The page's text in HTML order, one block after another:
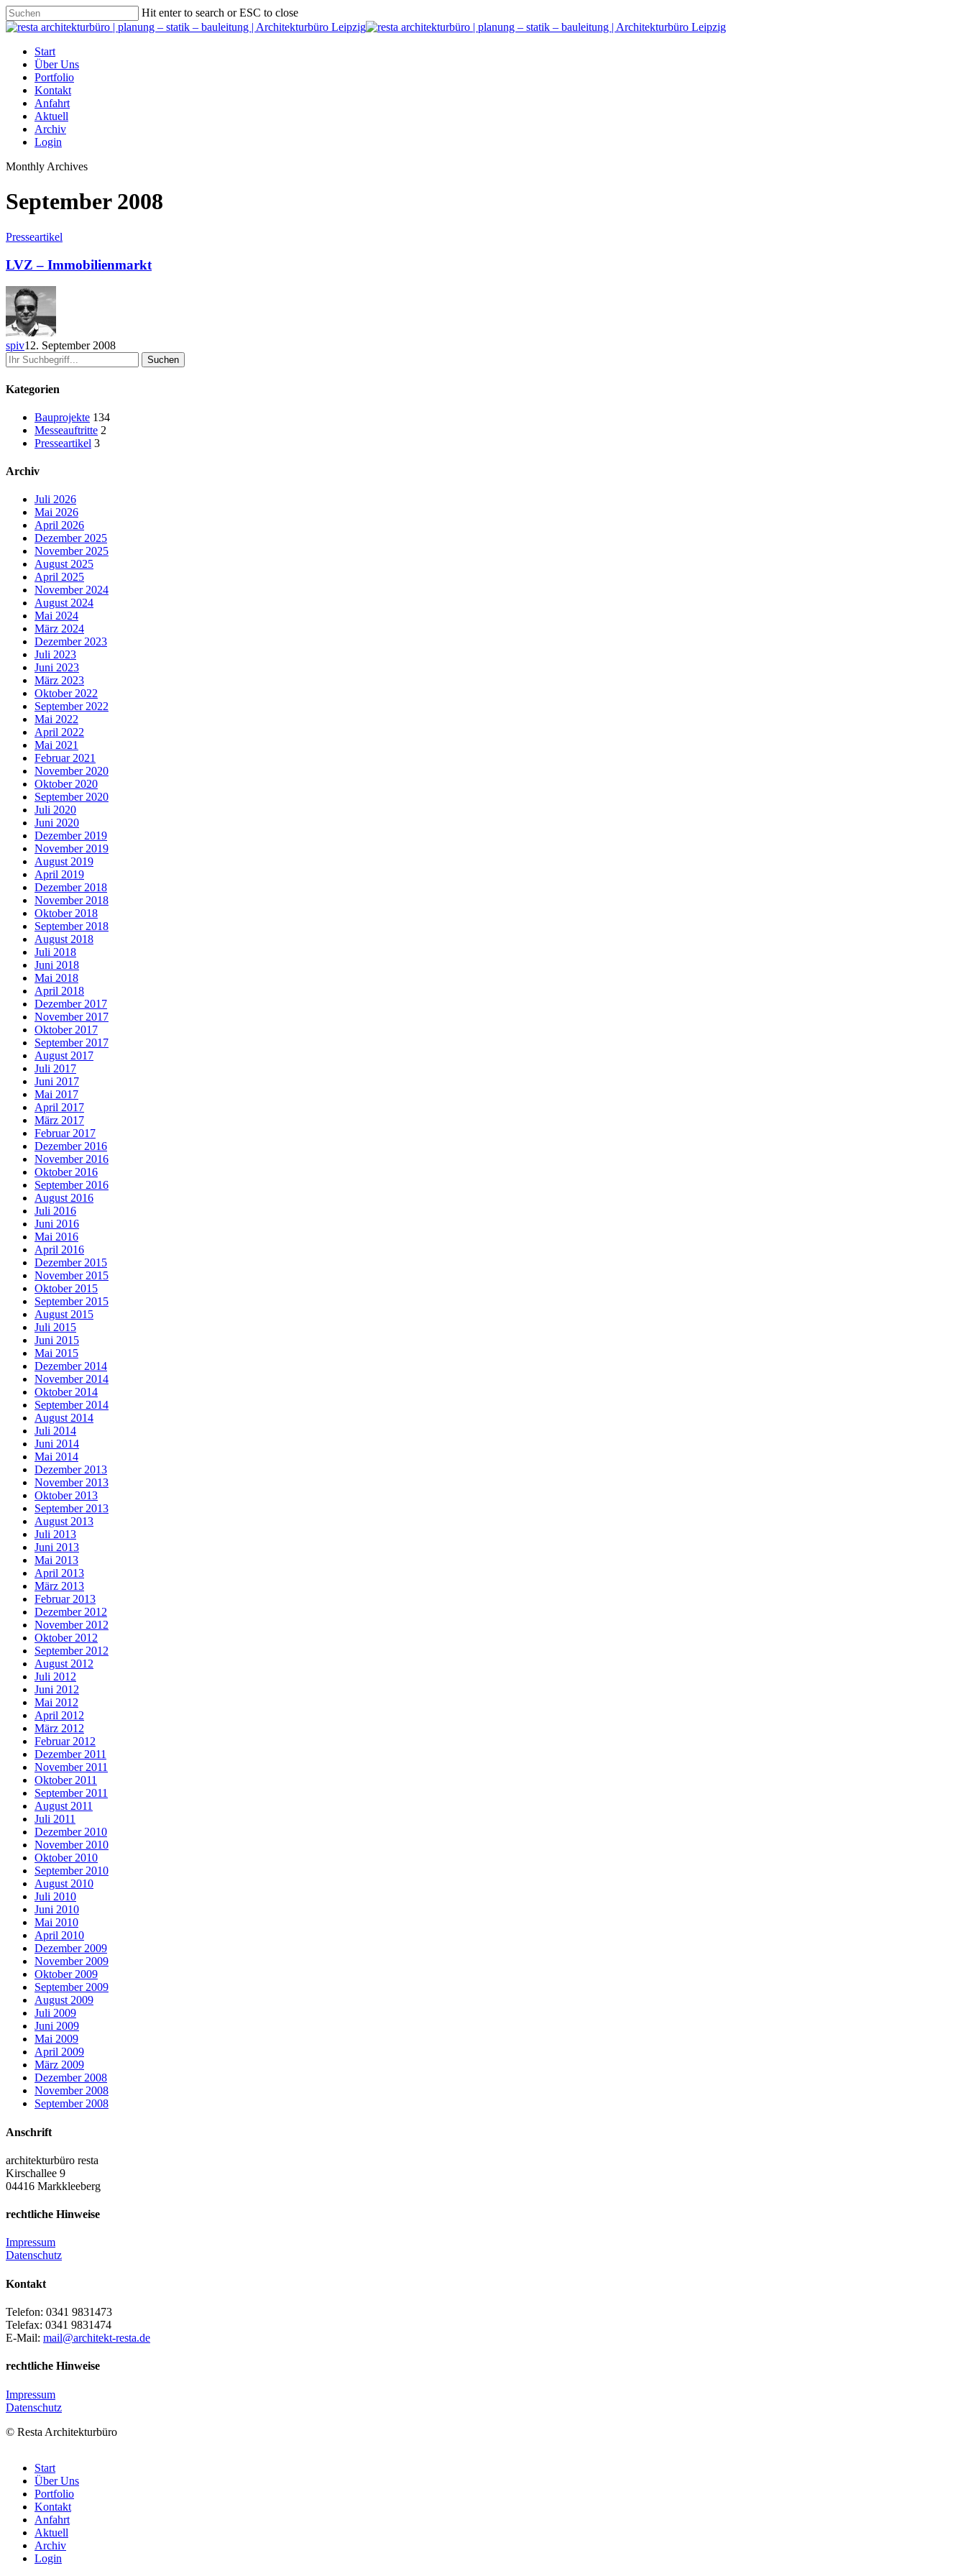
Hit enter to search or ESC to close
Start
Über Uns
Portfolio
Kontakt
Anfahrt
Aktuell
Archiv
Login
Monthly Archives
September 2008
Presseartikel
LVZ – Immobilienmarkt
spiv12. September 2008
Suchen
Kategorien
Bauprojekte 134
Messeauftritte 2
Presseartikel 3
Archiv
Juli 2026
Mai 2026
April 2026
Dezember 2025
November 2025
August 2025
April 2025
November 2024
August 2024
Mai 2024
März 2024
Dezember 2023
Juli 2023
Juni 2023
März 2023
Oktober 2022
September 2022
Mai 2022
April 2022
Mai 2021
Februar 2021
November 2020
Oktober 2020
September 2020
Juli 2020
Juni 2020
Dezember 2019
November 2019
August 2019
April 2019
Dezember 2018
November 2018
Oktober 2018
September 2018
August 2018
Juli 2018
Juni 2018
Mai 2018
April 2018
Dezember 2017
November 2017
Oktober 2017
September 2017
August 2017
Juli 2017
Juni 2017
Mai 2017
April 2017
März 2017
Februar 2017
Dezember 2016
November 2016
Oktober 2016
September 2016
August 2016
Juli 2016
Juni 2016
Mai 2016
April 2016
Dezember 2015
November 2015
Oktober 2015
September 2015
August 2015
Juli 2015
Juni 2015
Mai 2015
Dezember 2014
November 2014
Oktober 2014
September 2014
August 2014
Juli 2014
Juni 2014
Mai 2014
Dezember 2013
November 2013
Oktober 2013
September 2013
August 2013
Juli 2013
Juni 2013
Mai 2013
April 2013
März 2013
Februar 2013
Dezember 2012
November 2012
Oktober 2012
September 2012
August 2012
Juli 2012
Juni 2012
Mai 2012
April 2012
März 2012
Februar 2012
Dezember 2011
November 2011
Oktober 2011
September 2011
August 2011
Juli 2011
Dezember 2010
November 2010
Oktober 2010
September 2010
August 2010
Juli 2010
Juni 2010
Mai 2010
April 2010
Dezember 2009
November 2009
Oktober 2009
September 2009
August 2009
Juli 2009
Juni 2009
Mai 2009
April 2009
März 2009
Dezember 2008
November 2008
September 2008
Anschrift
architekturbüro resta
Kirschallee 9
04416 Markkleeberg
rechtliche Hinweise
Impressum
Datenschutz
Kontakt
Telefon: 0341 9831473
Telefax: 0341 9831474
E-Mail: mail@architekt-resta.de
rechtliche Hinweise
Impressum
Datenschutz
© Resta Architekturbüro
nyon-
cabinet-
monney
Start
Über Uns
Portfolio
Kontakt
Anfahrt
Aktuell
Archiv
Login